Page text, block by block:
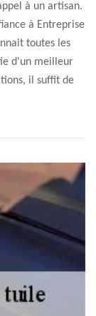
à un artisan.
à Entreprise
toutes les
d'un meilleur
il suffit de